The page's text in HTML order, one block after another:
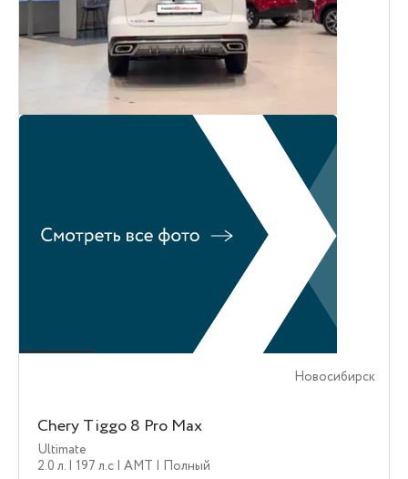
Новосибирск
Chery Tiggo 8 Pro Max
Ultimate
2.0 л. | 197 л.c | AMT | Полный